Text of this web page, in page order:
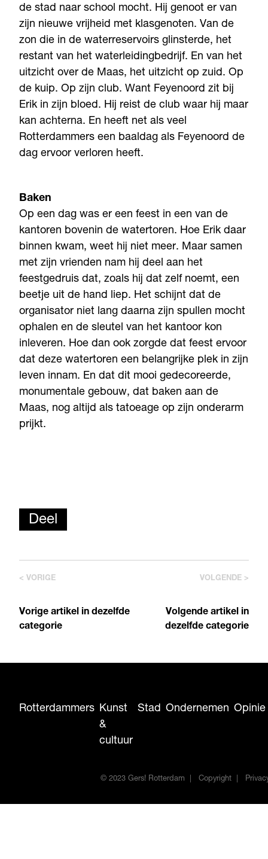
de stad naar school mocht. Hij genoot er van
zijn nieuwe vrijheid met klasgenoten. Van de
zon die in de waterreservoirs glinsterde, het
restant van het waterleidingbedrijf. En van het
uitzicht over de Maas, het uitzicht op zuid. Op
de kuip. Op zijn club. Want Feyenoord zit bij
Erik in zijn bloed. Hij reist de club waar hij maar
kan achterna. En heeft net als veel
Rotterdammers een baaldag als Feyenoord de
dag ervoor verloren heeft.
Baken
Op een dag was er een feest in een van de
kantoren bovenin de watertoren. Hoe Erik daar
binnen kwam, weet hij niet meer. Maar samen
met zijn vrienden nam hij deel aan het
feestgedruis dat, zoals hij dat zelf noemt, een
beetje uit de hand liep. Het schijnt dat de
organisator niet lang daarna zijn spullen mocht
ophalen en de sleutel van het kantoor kon
inleveren. Hoe dan ook zorgde dat feest ervoor
dat deze watertoren een belangrijke plek in zijn
leven innam. En dat dit mooi gedecoreerde,
monumentale gebouw, dat baken aan de
Maas, nog altijd als tatoeage op zijn onderarm
prijkt.
Deel
< VORIGE
Vorige artikel in dezelfde
categorie
VOLGENDE >
Volgende artikel in
dezelfde categorie
Rotterdammers Kunst
&
cultuur
Stad Ondernemen Opinie
© 2023 Gers! Rotterdam Copyright